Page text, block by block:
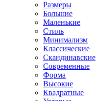
Размеры
Большие
Маленькие
Стиль
Минимализм
Классические
Скандинавские
Современные
Форма
Высокие
Квадратные